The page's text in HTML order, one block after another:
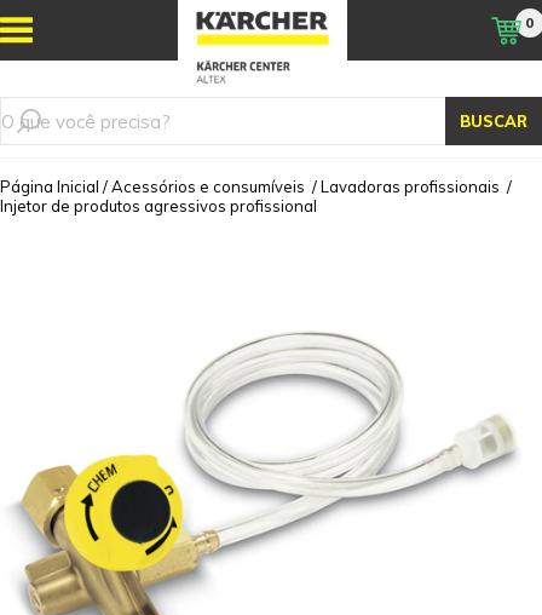
BUSCAR
0
Página Inicial /Acessórios e consumíveis /Lavadoras profissionais /
Injetor de produtos agressivos profissional